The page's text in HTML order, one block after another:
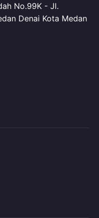
No.99K - Jl.
Denai Kota Medan